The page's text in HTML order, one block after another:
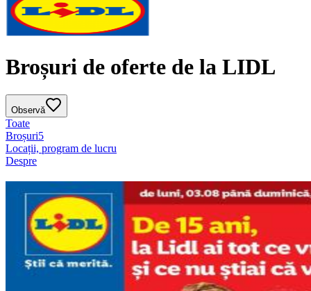
Broșuri de oferte de la LIDL
Observă
Toate
Broșuri5
Locații, program de lucru
Despre